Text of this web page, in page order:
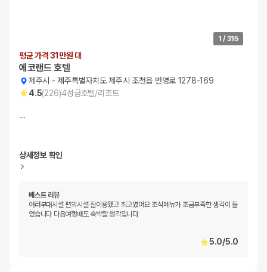
1 / 315
평균 가격 31만원 대
에코랜드 호텔
제주시 -제주특별자치도 제주시 조천읍 번영로 1278-169
4.5(226)4성급호텔/리조트
…
상세정보 확인
베스트 리뷰
여러부대시설 편의시설 잘이용했고 최고였어요 조식메뉴가 조금부족한 생각이 들
었습니다 다음여행때도 숙박할 생각입니다
5.0/5.0